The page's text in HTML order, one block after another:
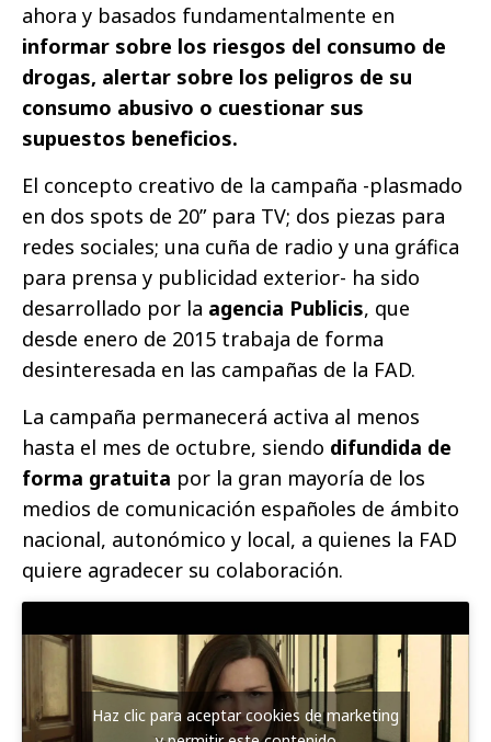
ahora y basados fundamentalmente en
informar sobre los riesgos del consumo de
drogas, alertar sobre los peligros de su
consumo abusivo o cuestionar sus
supuestos beneficios.
El concepto creativo de la campaña -plasmado
en dos spots de 20” para TV; dos piezas para
redes sociales; una cuña de radio y una gráfica
para prensa y publicidad exterior- ha sido
desarrollado por la agencia Publicis, que
desde enero de 2015 trabaja de forma
desinteresada en las campañas de la FAD.
La campaña permanecerá activa al menos
hasta el mes de octubre, siendo difundida de
forma gratuita por la gran mayoría de los
medios de comunicación españoles de ámbito
nacional, autonómico y local, a quienes la FAD
quiere agradecer su colaboración.
Haz clic para aceptar cookies de marketing